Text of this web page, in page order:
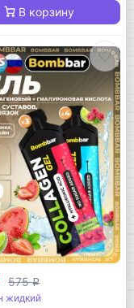
В корзину
575q
жидкий